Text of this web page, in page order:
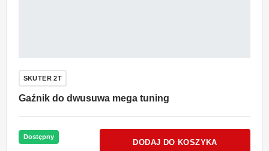
SKUTER 2T
Gaźnik do dwusuwa mega tuning
Dostępny
DODAJ DO KOSZYKA